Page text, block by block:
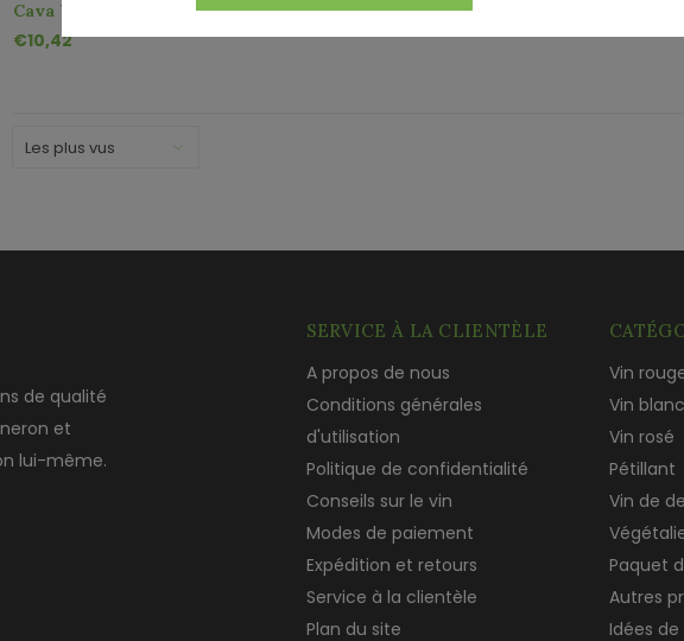
Cava Villa Conchi Brut
€10,42
Les plus vus
de qualité
et
lui-même.
SERVICE À LA CLIENTÈLE
A propos de nous
Conditions générales
d'utilisation
Politique de confidentialité
Conseils sur le vin
Modes de paiement
Expédition et retours
Service à la clientèle
Plan du site
Vin
Vin blanc
Vin rosé
Pétillant
Vin de
Paquet
Autres
Idées